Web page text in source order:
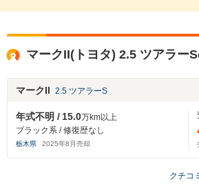
マークII(トヨタ) 2.5 ツアラー
マークII 2.5 ツアラーS
年式不明 /15.0万km以上
ブラック系 / 修復歴なし
栃木県 2025年8 月売却
クチコ